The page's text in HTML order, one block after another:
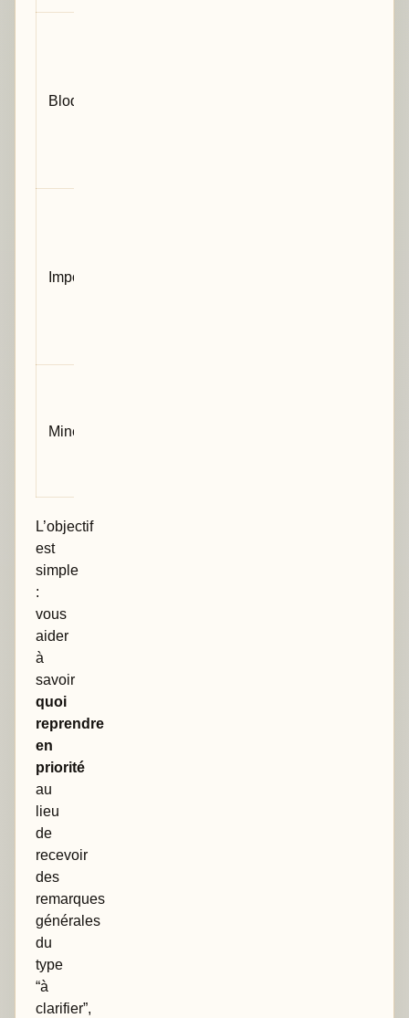
Bloquant
Important
Mineur
L’objectif
est
simple
:
vous
aider
à
savoir
quoi
reprendre
en
priorité
au
lieu
de
recevoir
des
remarques
générales
du
type
“à
clarifier”,